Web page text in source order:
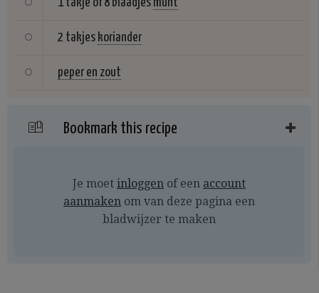
2 takjes koriander
peper en zout
Bookmark this recipe
Je moet inloggen of een account
aanmaken om van deze pagina een
bladwijzer te maken